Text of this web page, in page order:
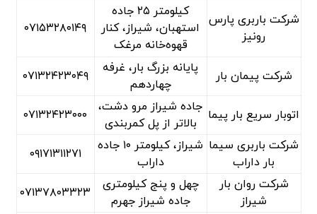
شرکت باربری پارس
رونیز
کیلومتر ۲۵ جاده
استهبان، شیراز، کنار
قهوه‌خانه مرغک
۰۷۱۵۳۲۸۰۱۴۹
شرکت پیمان بار
پایانه بزرگ بار، غرفه
چهاردهم
۰۷۱۳۲۴۲۳۰۴۹
اتوبار سریع بار پیما
جاده شیراز مرو دشت،
بالاتر از پل کمربندی
۰۷۱۳۲۴۲۳۰۰۰
شرکت باربری سیما
بار داراب
شیراز، کیلومتر ۱۰ جاده
داراب
۰۹۱۷۱۳۱۱۲۷۱
شرکت روان بار
شیراز
چهل و پنج کیلومتری
جاده شیراز جهرم
۰۷۱۳۷۸۰۳۳۲۳